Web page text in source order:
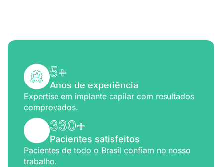
5+
Anos de experiência
Expertise em implante capilar com resultados
comprovados.
330+
Pacientes satisfeitos
Pacientes de todo o Brasil confiam no nosso
trabalho.